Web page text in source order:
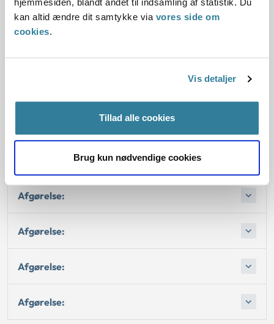
kan altid ændre dit samtykke via vores side om
cookies.
Vis detaljer
Tillad alle cookies
Brug kun nødvendige cookies
erhvervssygdom bortfaldt herefter.
Afgørelse:
Afgørelse:
Afgørelse:
Afgørelse: